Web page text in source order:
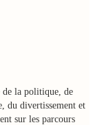
de la politique, de
du divertissement et
sur les parcours